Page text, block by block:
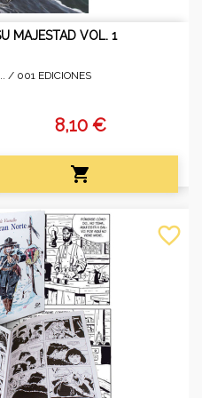
MAJESTAD VOL. 1
/ 001 EDICIONES
8,10 €

favorite_border